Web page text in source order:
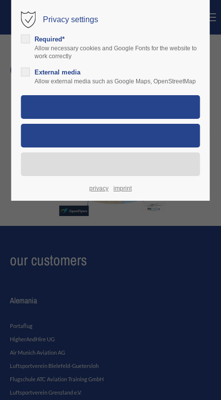
Login
Usuario
Contraseña
Login
Lorem ipsum dolor sit amet:
24h
376-293 City Road, Suite 600
San Francisco, CA 94102
Have any questions?
+44 1234 567 890
our partners
our customers
Alemania
Portaflug
HigherAndHire UG
Air Munich Aviation AG
Luftsportverein Bielefeld-Guetersloh
Flugschule ATC Aviation Training GmbH
Luftsportverein Grenzland e.V.
Privacy settings
Required*
Allow necessary cookies and Google Fonts for the website to
work correctly
External media
Allow external media such as Google Maps, OpenStreetMap
privacy imprint